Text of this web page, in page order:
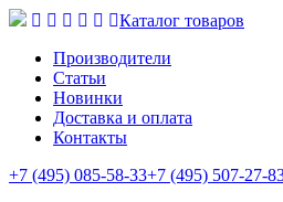
Каталог товаров
Производители
Статьи
Новинки
Доставка и оплата
Контакты
+7 (495) 085-58-33+7 (495) 507-27-